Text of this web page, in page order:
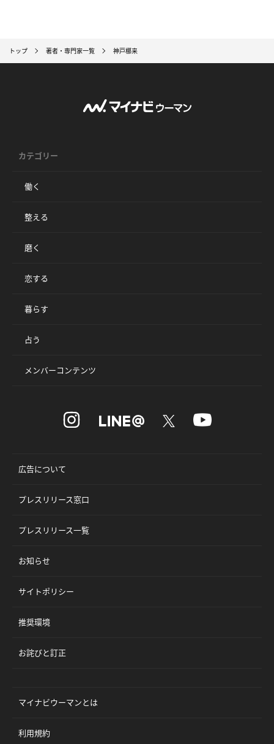
トップ 著者・専門家一覧 神戸梛来
カテゴリー
働く
整える
磨く
恋する
暮らす
占う
メンバーコンテンツ
広告について
プレスリリース窓口
プレスリリース一覧
お知らせ
サイトポリシー
推奨環境
お詫びと訂正
マイナビウーマンとは
利用規約